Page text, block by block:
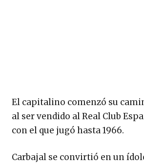
El capitalino comenzó su
al ser vendido al Real Club
con el que jugó hasta 1966.
Carbajal se convirtió en un